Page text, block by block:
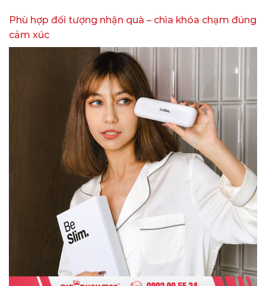
Phù hợp đối tượng nhận quà – chìa khóa chạm đúng
cảm xúc